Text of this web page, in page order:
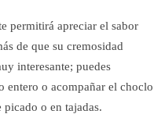
permitirá apreciar el sabor
de que su cremosidad
interesante; puedes
entero o acompañar el choclo
o en tajadas.